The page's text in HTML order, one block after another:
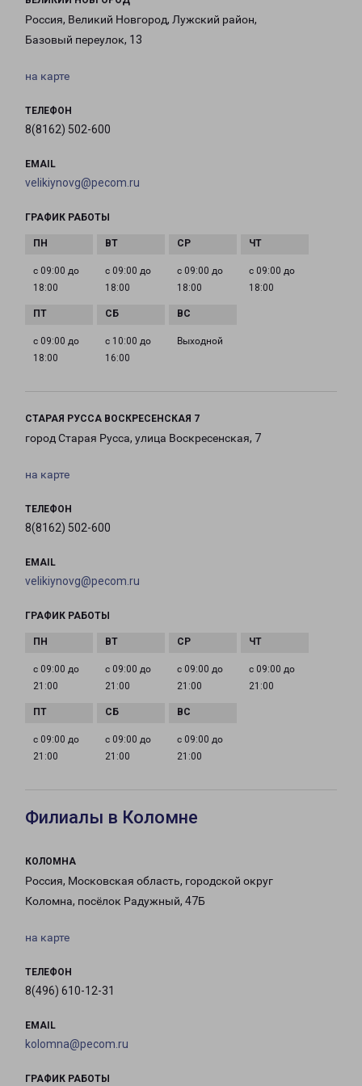
Россия, Великий Новгород, Лужский район,
Базовый переулок, 13
на карте
ТЕЛЕФОН
8(8162) 502-600
EMAIL
velikiynovg@pecom.ru
ГРАФИК РАБОТЫ
с 09:00 до
18:00
с 09:00 до
18:00
с 09:00 до
18:00
с 09:00 до
18:00
с 09:00 до
18:00
с 10:00 до
16:00
Выходной
СТАРАЯ РУССА ВОСКРЕСЕНСКАЯ 7
город Старая Русса, улица Воскресенская, 7
на карте
ТЕЛЕФОН
8(8162) 502-600
EMAIL
velikiynovg@pecom.ru
ГРАФИК РАБОТЫ
с 09:00 до
21:00
с 09:00 до
21:00
с 09:00 до
21:00
с 09:00 до
21:00
с 09:00 до
21:00
с 09:00 до
21:00
с 09:00 до
21:00
Филиалы в Коломне
КОЛОМНА
Россия, Московская область, городской округ
Коломна, посёлок Радужный, 47Б
на карте
ТЕЛЕФОН
8(496) 610-12-31
EMAIL
kolomna@pecom.ru
ГРАФИК РАБОТЫ